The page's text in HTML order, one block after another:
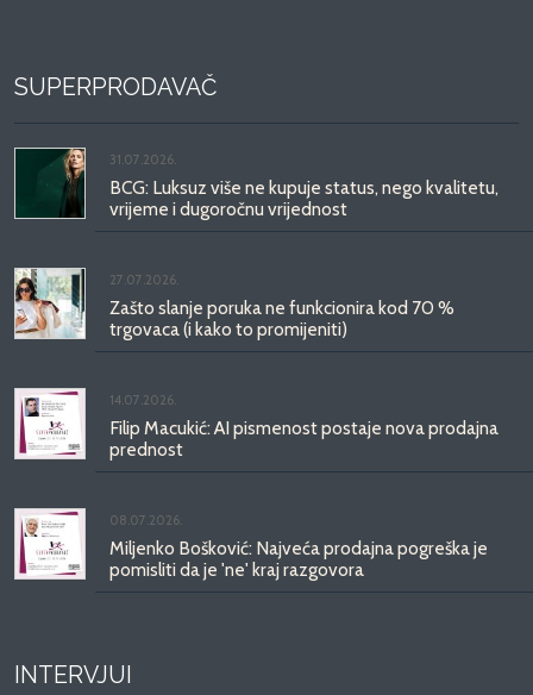
SUPERPRODAVAČ
31.07.2026.
BCG: Luksuz više ne kupuje status, nego kvalitetu,
vrijeme i dugoročnu vrijednost
27.07.2026.
Zašto slanje poruka ne funkcionira kod 70 %
trgovaca (i kako to promijeniti)
14.07.2026.
Filip Macukić: AI pismenost postaje nova prodajna
prednost
08.07.2026.
Miljenko Bošković: Najveća prodajna pogreška je
pomisliti da je 'ne' kraj razgovora
INTERVJUI